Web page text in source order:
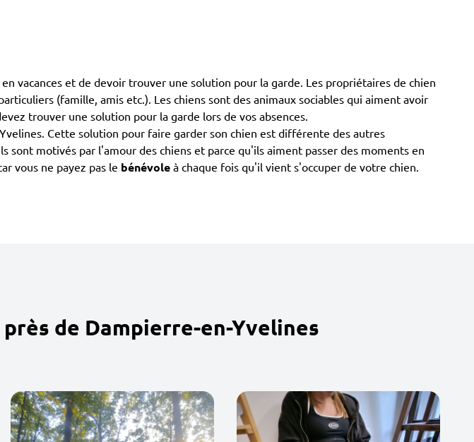
vacances et de devoir trouver une solution pour la garde. Les propriétaires de chien
(famille, amis etc.). Les chiens sont des animaux sociables qui aiment avoir
trouver une solution pour la garde lors de vos absences.
Cette solution pour faire garder son chien est différente des autres
motivés par l'amour des chiens et parce qu'ils aiment passer des moments en
vous ne payez pas le bénévole à chaque fois qu'il vient s'occuper de votre chien.
de Dampierre-en-Yvelines